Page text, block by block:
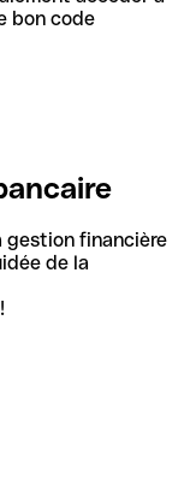
bon code
gestion financière
de la